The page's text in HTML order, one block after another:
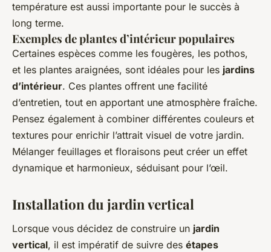
température est aussi importante pour le succès à
long terme.
Exemples de plantes d’intérieur populaires
Certaines espèces comme les fougères, les pothos,
et les plantes araignées, sont idéales pour les jardins
d’intérieur. Ces plantes offrent une facilité
d’entretien, tout en apportant une atmosphère fraîche.
Pensez également à combiner différentes couleurs et
textures pour enrichir l’attrait visuel de votre jardin.
Mélanger feuillages et floraisons peut créer un effet
dynamique et harmonieux, séduisant pour l’œil.
Installation du jardin vertical
Lorsque vous décidez de construire un jardin
vertical, il est impératif de suivre des étapes